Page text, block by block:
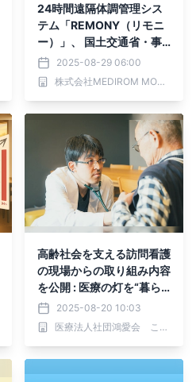
24時間遠隔体調管理シス
テム「REMONY（リモニ
ー）」、 国土交通省・事
故防止対策支援推進事業の
過労運転防止機器として認
定！
2025-08-29 06:00
株式会社MEDIROM MOTHER Labs
高齢社会を支える訪問看護
の現場からの取り組み内容
を公開 : 医療の灯を“暮ら
しの場”に届ける
2025-08-20 10:03
医療法人社団鴻愛会 こうのす共生病院